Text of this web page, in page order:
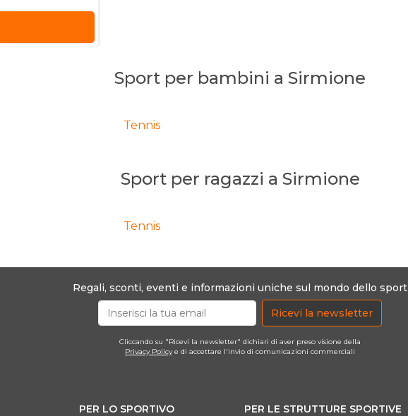
Sport per bambini a Sirmione
Tennis
Sport per ragazzi a Sirmione
Tennis
Regali, sconti, eventi e informazioni uniche sul mondo dello sport
Ricevi la newsletter
Cliccando su "Ricevi la newsletter" dichiari di aver preso visione della
Privacy Policye di accettare l'invio di comunicazioni commerciali
PER LO SPORTIVO PER LE STRUTTURE SPORTIVE